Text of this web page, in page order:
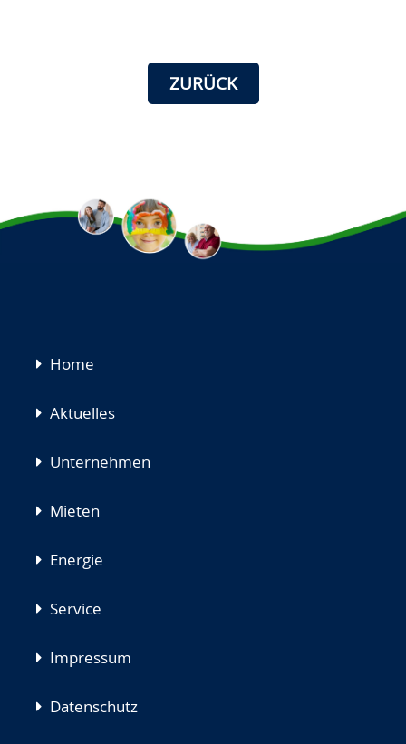
ZURÜCK
Navigation
Home
Aktuelles
Unternehmen
Mieten
Energie
Service
Impressum
Datenschutz